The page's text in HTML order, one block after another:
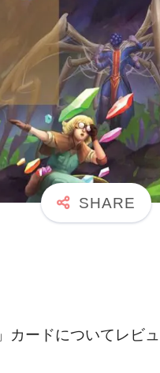
カードについてレビュ